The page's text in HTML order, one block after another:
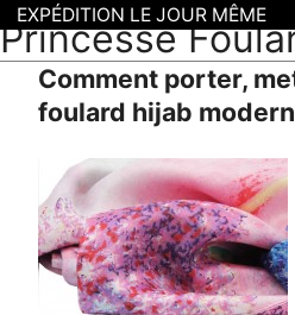
Princesse
Comment porter,
foulard hijab
EXPÉDITION LE JOUR MÊME